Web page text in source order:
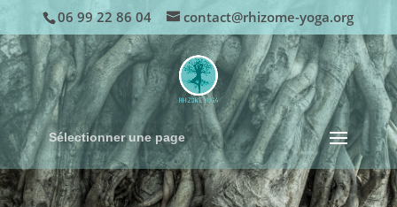
06 99 22 86 04 contact@rhizome-yoga.org
Sélectionner une page